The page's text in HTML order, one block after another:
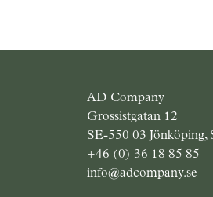
AD Company
Grossistgatan 12
SE-550 03 Jönköping,
+46 (0) 36 18 85 85
info@adcompany.se